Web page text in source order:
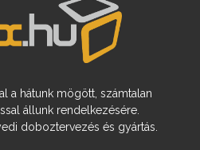
a hátunk mögött, számtalan
állunk rendelkezésére.
doboztervezés és gyártás.